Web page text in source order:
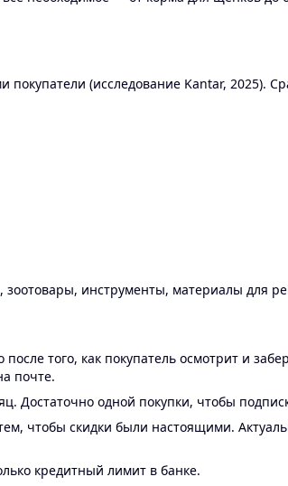
(исследование Kantar, 2025).
инструменты, материалы для
того, как покупатель осмотрит и
почте.
Достаточно одной покупки, чтобы
чтобы скидки были настоящими.
кредитный лимит в банке.